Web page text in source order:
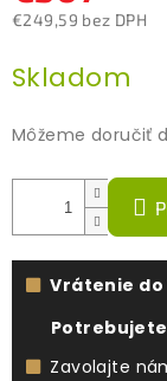
€249,59 bez DPH
cena:
Skladom
Môžeme doručiť
Vrátenie do
Zavolajte